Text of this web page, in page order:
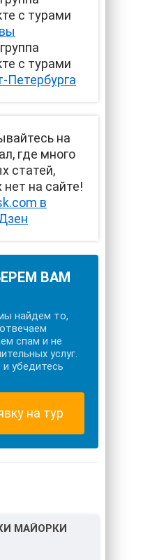
с турами
с турами
Петербурга
на
где много
статей,
нет на сайте!
в
ВАМ
найдем то,
спам и не
услуг.
убедитесь
на тур
МАЙОРКИ